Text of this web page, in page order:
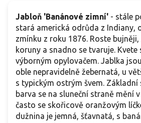
Jabloň 'Banánové zimní' - stále
stará americká odrůda z Indiany,
zmínku z roku 1876. Roste
koruny a snadno se tvaruje.
výborným opylovačem. Jablka
oble nepravidelně žebernatá, u
s typickým ostrým švem. Základní
barva se na sluneční straně mění
často se skořicově oranžovým
dužnina je jemná, šťavnatá, s